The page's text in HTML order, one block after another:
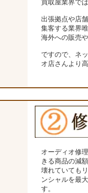
買取屋業界で
出張拠点や店
集客する業界
海外への販売
ですので、ネ
オ店さんより
オーディオ修
きる商品の減
壊れていても
ンシャルを最
す。